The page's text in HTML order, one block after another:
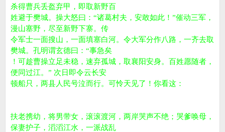
杀得曹兵丢盔弃甲，即取新野百
姓避于樊城。操大怒曰：“诸葛村夫，安敢如此！”催动三军，
漫山塞野，尽至新野下寨。传
令军士一面搜山，一面填塞白河。令大军分作八路，一齐去取
樊城。孔明谓玄德曰：“事急矣
！可趁曹操立足未稳，速弃孤城，取襄阳安身。百姓愿随者，
便同过江。” 次日即令云长安
顿船只，两县人民号泣而行。可怜天见了！你看这：
扶老携幼，将男带女，滚滚渡河，两岸哭声不绝；哭爹唤母，
保妻护子，滔滔江水，一派战乱